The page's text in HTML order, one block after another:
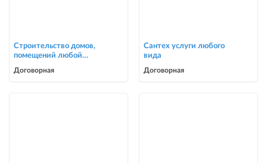
Строительство домов,
помещений любой
Договорная
Сантех услуги любого
вида
Договорная